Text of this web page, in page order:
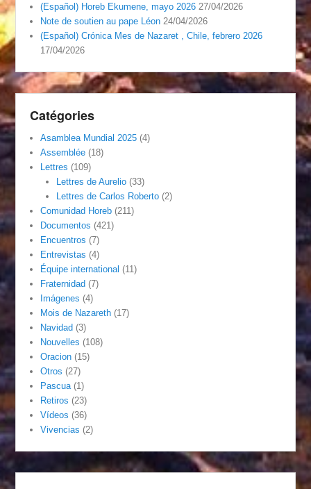
(Español) Horeb Ekumene, mayo 2026 27/04/2026
Note de soutien au pape Léon 24/04/2026
(Español) Crónica Mes de Nazaret , Chile, febrero 2026
17/04/2026
Catégories
Asamblea Mundial 2025 (4)
Assemblée (18)
Lettres (109)
Lettres de Aurelio(33)
Lettres de Carlos Roberto(2)
Comunidad Horeb (211)
Documentos (421)
Encuentros (7)
Entrevistas (4)
Équipe international (11)
Fraternidad (7)
Imágenes (4)
Mois de Nazareth (17)
Navidad (3)
Nouvelles (108)
Oracion (15)
Otros (27)
Pascua (1)
Retiros (23)
Vídeos (36)
Vivencias (2)